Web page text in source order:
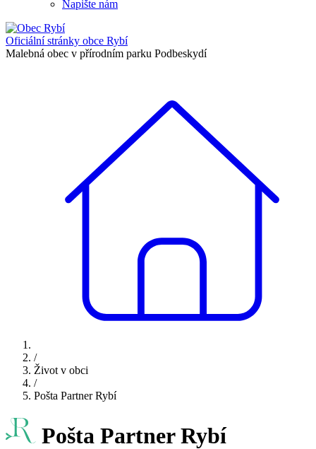
Napište nám
Oficiální stránky obce Rybí
Malebná obec v přírodním parku Podbeskydí
/
Život v obci
/
Pošta Partner Rybí
Pošta Partner Rybí